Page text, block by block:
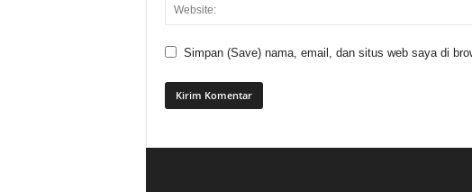
Simpan (Save) nama, email, dan situs web saya di